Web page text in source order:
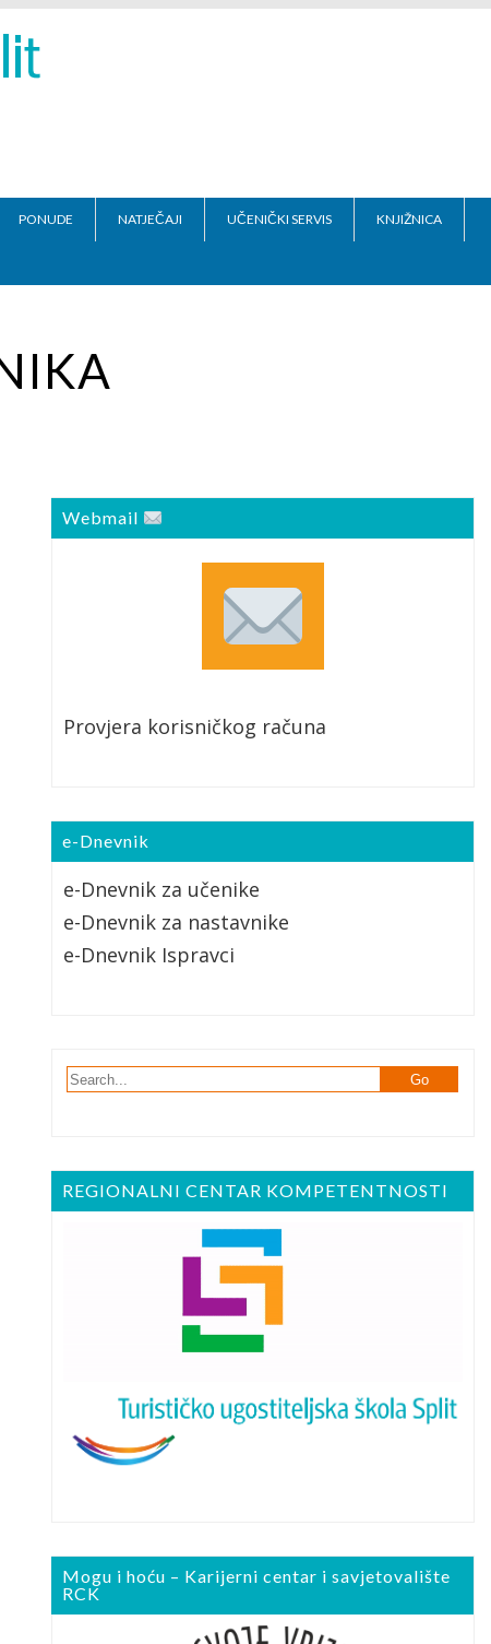
PONUDE NATJEČAJI UČENIČKI SERVIS KNJIŽNICA
Webmail
Provjera korisničkog računa
e-Dnevnik
e-Dnevnik za učenike
e-Dnevnik za nastavnike
e-Dnevnik Ispravci
REGIONALNI CENTAR KOMPETENTNOSTI
Mogu i hoću – Karijerni centar i savjetovalište
RCK